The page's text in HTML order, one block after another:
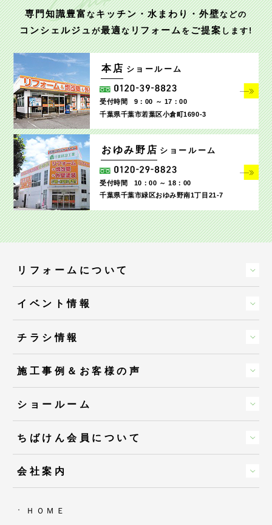
専門知識豊富なキッチン・水まわり・外壁などの
コンシェルジュが最適なリフォームをご提案します!
本店 ショールーム
受付時間
9：00 ～ 17：00
千葉県千葉市若葉区小倉町1690‐3
おゆみ野店 ショールーム
受付時間
10：00 ～ 18：00
千葉県千葉市緑区おゆみ野南1丁目21-7
リフォームについて
イベント情報
チラシ情報
施工事例＆お客様の声
ショールーム
ちばけん会員について
会社案内
ＨＯＭＥ